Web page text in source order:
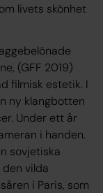
livets skönhet
, (GFF 2019)
filmisk estetik. I
ny klangbotten
Under ett år
i handen.
sovjetiska
vilda
i Paris, som